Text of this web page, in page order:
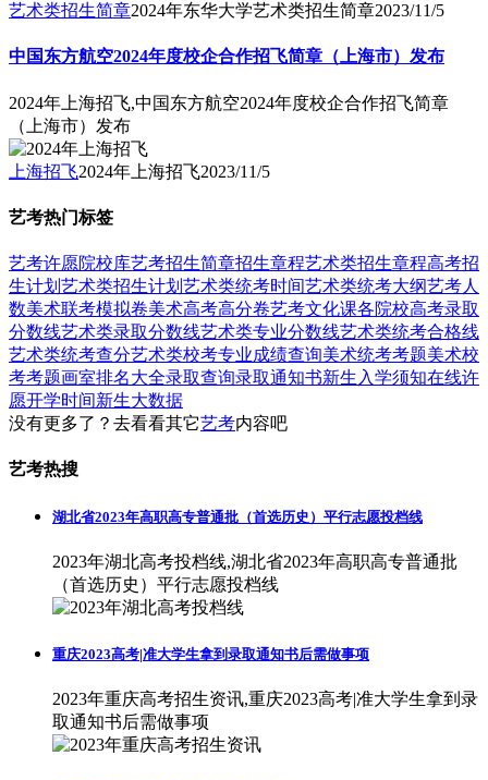
艺术类招生简章2024年东华大学艺术类招生简章2023/11/5
中国东方航空2024年度校企合作招飞简章（上海市）发布
2024年上海招飞,中国东方航空2024年度校企合作招飞简章
（上海市）发布
上海招飞2024年上海招飞2023/11/5
艺考热门标签
艺考许愿院校库艺考招生简章招生章程艺术类招生章程高考招
生计划 艺术类招生计划 艺术类统考时间艺术类统考大纲艺考人
数美术联考模拟卷美术高考高分卷艺考文化课各院校高考录取
分数线艺术类录取分数线艺术类专业分数线艺术类统考合格线
艺术类统考查分艺术类校考专业成绩查询美术统考考题美术校
考考题画室排名大全录取查询录取通知书新生入学须知在线许
愿开学时间新生大数据
没有更多了？去看看其它艺考内容吧
艺考热搜
湖北省2023年高职高专普通批（首选历史）平行志愿投档线
2023年湖北高考投档线,湖北省2023年高职高专普通批
（首选历史）平行志愿投档线
重庆2023高考|准大学生拿到录取通知书后需做事项
2023年重庆高考招生资讯,重庆2023高考|准大学生拿到录
取通知书后需做事项